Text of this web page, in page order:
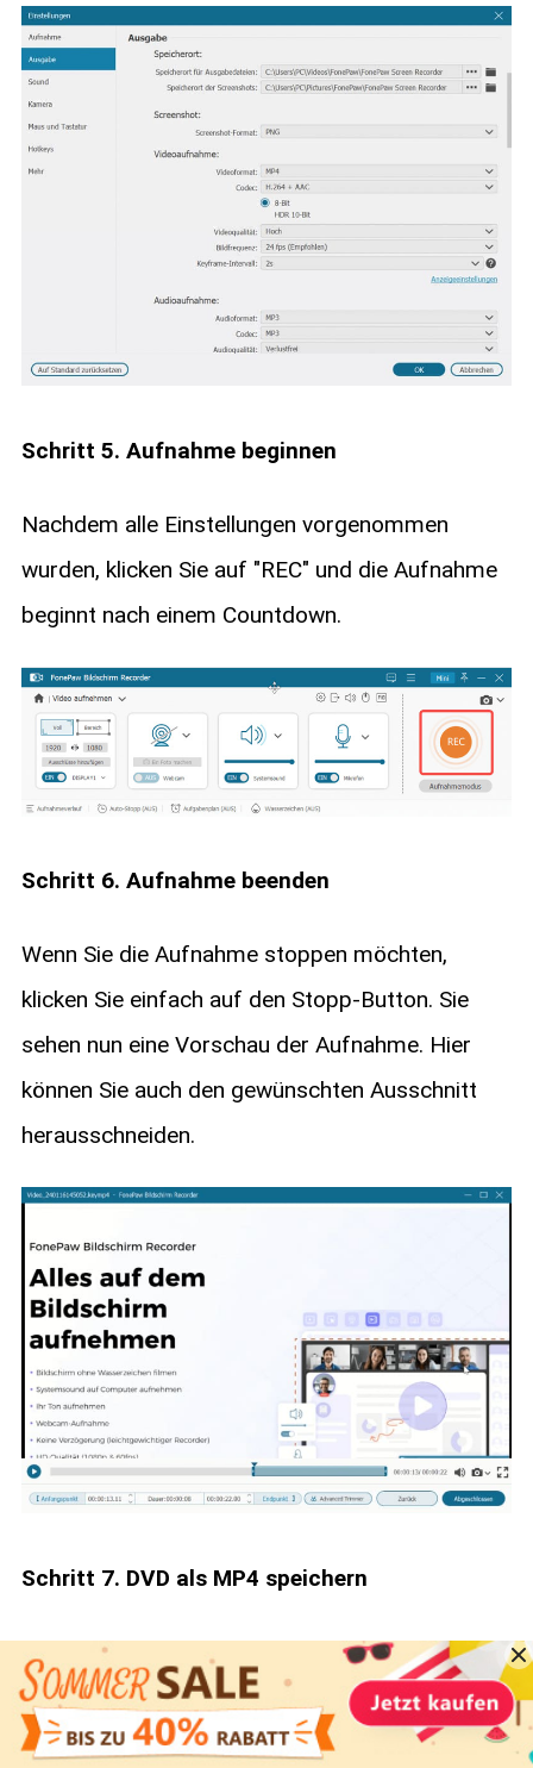
Schritt 5. Aufnahme beginnen
Nachdem alle Einstellungen vorgenommen
wurden, klicken Sie auf "REC" und die Aufnahme
beginnt nach einem Countdown.
Schritt 6. Aufnahme beenden
Wenn Sie die Aufnahme stoppen möchten,
klicken Sie einfach auf den Stopp-Button. Sie
sehen nun eine Vorschau der Aufnahme. Hier
können Sie auch den gewünschten Ausschnitt
herausschneiden.
Schritt 7. DVD als MP4 speichern
Klicken Sie nun auf "Abgeschlossen" und geben
Sie in dem sich öffnenden Fenster einen Namen
für die Aufgabe und einen Speicherort ein.